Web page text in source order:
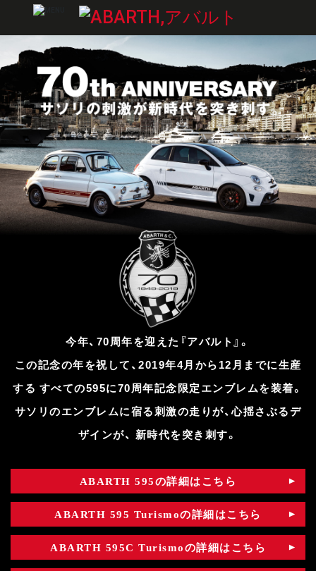
今年、70周年を迎えた『アバルト』。
この記念の年を祝して、2019年4月から12月までに生産
する すべての595に70周年記念限定エンブレムを装着。
サソリのエンブレムに宿る刺激の走りが、心揺さぶるデ
ザインが、 新時代を突き刺す。
ABARTH 595の詳細はこちら
ABARTH 595 Turismoの詳細はこちら
ABARTH 595C Turismoの詳細はこちら